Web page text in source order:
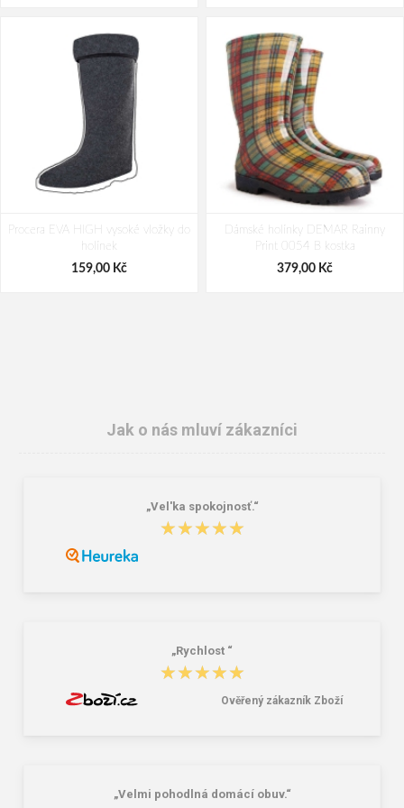
Procera EVA HIGH vysoké vložky do
holínek
159,00 Kč
Dámské holínky DEMAR Rainny
Print 0054 B kostka
379,00 Kč
Pánské holínky DEMAR GRANDER
303,00 Kč
Procera EVA LOW nízké vložky do
Jak o nás mluví zákazníci
„Vel'ka spokojnosť.“
★★★★★
★★★★★
„Rychlost “
★★★★★
★★★★★
Ověřený zákazník Zboží
„Velmi pohodlná domácí obuv.“